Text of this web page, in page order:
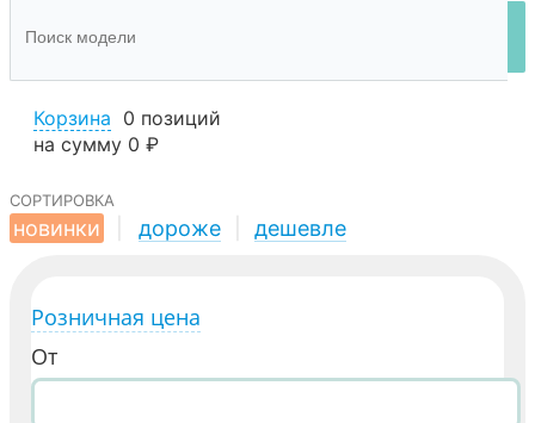
Корзина 0 позиций
на сумму 0 ₽
сортировка
новинки
дороже дешевле
Розничная цена
От